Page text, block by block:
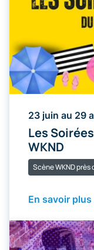
23 juin au 29
Les
WKND
Scène WKND près
En savoir plus